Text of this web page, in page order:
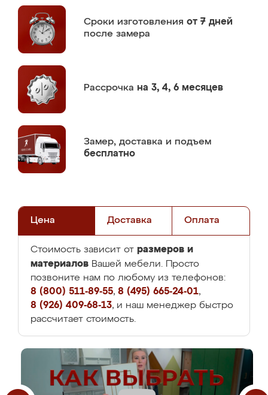
Сроки изготовления от 7 дней
после замера
Рассрочка на 3, 4, 6 месяцев
Замер, доставка и подъем
бесплатно
Цена Доставка Оплата
Стоимость зависит от размеров и
материалов Вашей мебели. Просто
позвоните нам по любому из телефонов:
8 (800) 511-89-55, 8 (495) 665-24-01,
8 (926) 409-68-13, и наш менеджер быстро
рассчитает стоимость.